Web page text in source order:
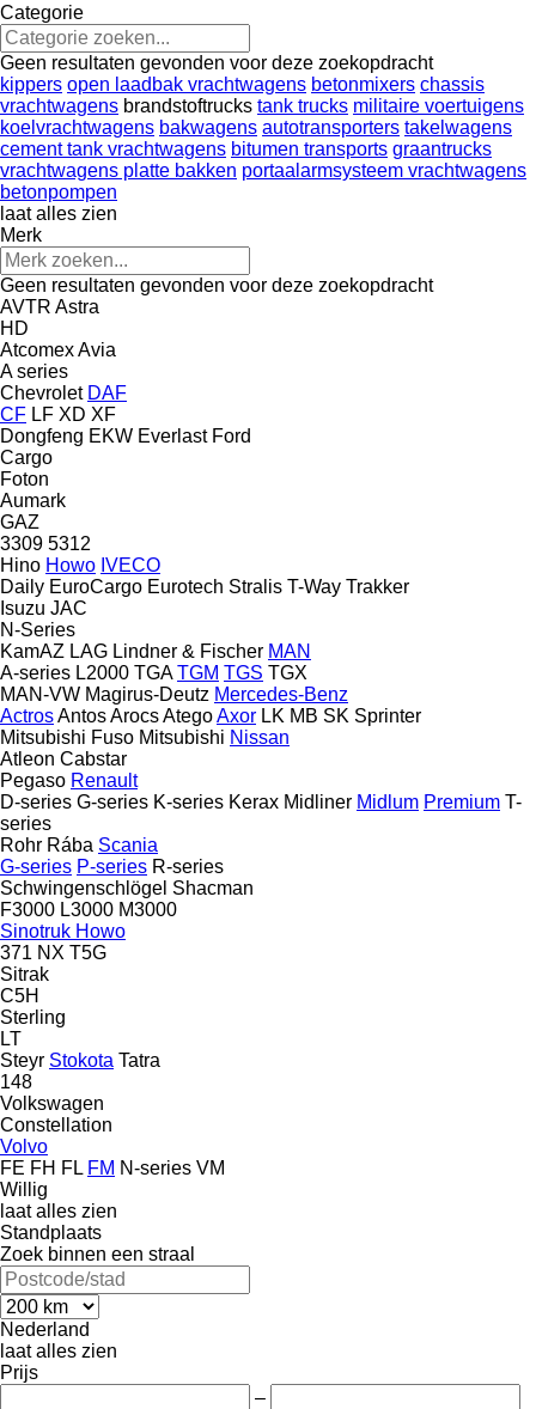
Categorie
Geen resultaten gevonden voor deze zoekopdracht
kippers open laadbak vrachtwagens betonmixers chassis
vrachtwagens brandstoftrucks tank trucks militaire voertuigens
koelvrachtwagens bakwagens autotransporters takelwagens
cement tank vrachtwagens bitumen transports graantrucks
vrachtwagens platte bakken portaalarmsysteem vrachtwagens
betonpompen
laat alles zien
Merk
Geen resultaten gevonden voor deze zoekopdracht
AVTR Astra
HD
AtcomexAvia
A series
Chevrolet DAF
CF LF XD XF
Dongfeng EKW Everlast Ford
Cargo
Foton
Aumark
GAZ
3309 5312
Hino Howo IVECO
Daily EuroCargo Eurotech Stralis T-Way Trakker
Isuzu JAC
N-Series
KamAZ LAG Lindner & Fischer MAN
A-series L2000 TGA TGM TGS TGX
MAN-VW Magirus-Deutz Mercedes-Benz
ActrosAntosArocsAtegoAxor LK MB SK Sprinter
Mitsubishi Fuso Mitsubishi Nissan
Atleon Cabstar
Pegaso Renault
D-series G-series K-series Kerax Midliner Midlum Premium T-
series
Rohr Rába Scania
G-series P-series R-series
Schwingenschlögel Shacman
F3000 L3000 M3000
Sinotruk Howo
371 NX T5G
Sitrak
C5H
Sterling
LT
Steyr Stokota Tatra
148
Volkswagen
Constellation
Volvo
FE FH FL FM N-series VM
Willig
laat alles zien
Standplaats
Zoek binnen een straal
Nederland
laat alles zien
Prijs
–